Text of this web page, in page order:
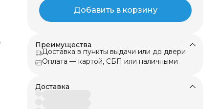
Добавить в корзину
Преимущества
Доставка в пункты выдачи или до двери
Оплата — картой, СБП или наличными
Доставка